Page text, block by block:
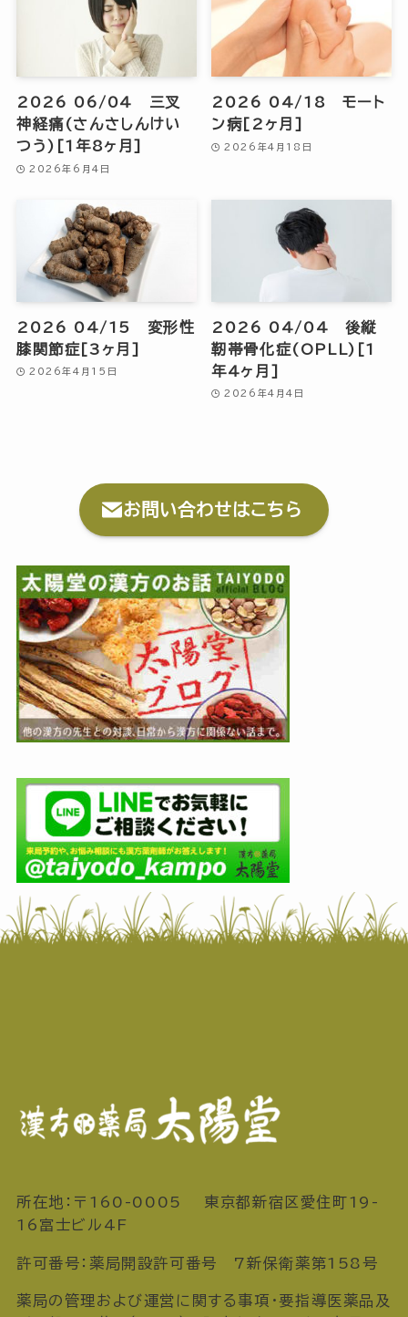
2026 06/04 三叉
神経痛(さんさしんけい
つう)[1年8ヶ月]
2026年6月4日
2026 04/18 モート
ン病[2ヶ月]
2026年4月18日
2026 04/15 変形性
膝関節症[3ヶ月]
2026年4月15日
2026 04/04 後縦
靭帯骨化症(OPLL)[1
年4ヶ月]
2026年4月4日
お問い合わせはこちら
所在地：〒160-0005 東京都新宿区愛住町19-
16富士ビル4F
許可番号：薬局開設許可番号 7新保衛薬第158号
薬局の管理および運営に関する事項・要指導医薬品及